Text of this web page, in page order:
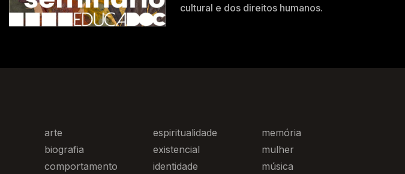
cultural e dos direitos humanos.
arte
biografia
comportamento
espiritualidade
existencial
identidade
memória
mulher
música